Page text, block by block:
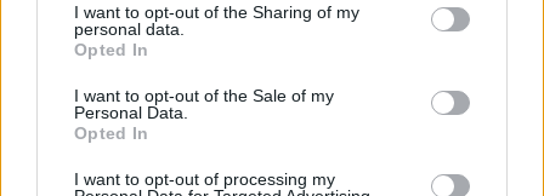
not limited to your visit or usage behaviour. You may click to
grant or deny consent to Google and its third-party tags to
use your data for below specified purposes in below Google
consent section.
I want to opt-out of the Sharing of my
personal data.
Opted In
I want to opt-out of the Sale of my
Personal Data.
Opted In
I want to opt-out of processing my
ki is bérelheted őket
Megérkezett a Samsung